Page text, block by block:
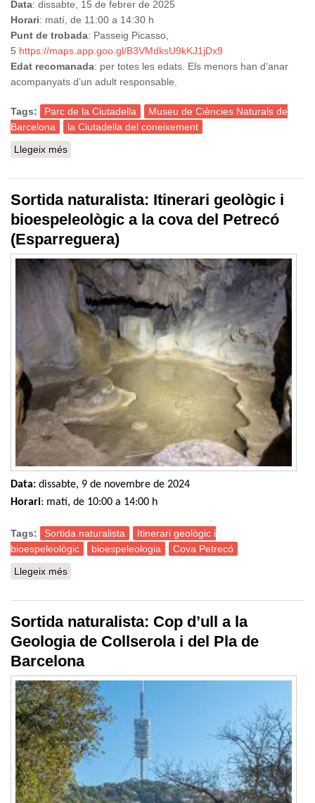
Data: dissabte, 15 de febrer de 2025
Horari: matí, de 11:00 a 14:30 h
Punt de trobada: Passeig Picasso,
5 https://maps.app.goo.gl/B3VMdksU9kKJ1jDx9
Edat recomanada: per totes les edats. Els menors han d’anar
acompanyats d’un adult responsable.
Tags: Parc de la Ciutadella
Museu de Ciències Naturals de
Barcelona
la Ciutadella del coneixement
Llegeix més
Sortida naturalista: Itinerari geològic i
bioespeleològic a la cova del Petrecó
(Esparreguera)
Data: dissabte, 9 de novembre de 2024
Horari: matí, de 10:00 a 14:00 h
Tags: Sortida naturalista
Itinerari geològic i
bioespeleològic
bioespeleologia
Cova Petrecó
Llegeix més
Sortida naturalista: Cop d’ull a la
Geologia de Collserola i del Pla de
Barcelona